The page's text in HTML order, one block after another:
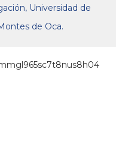
Universidad de
de Oca.